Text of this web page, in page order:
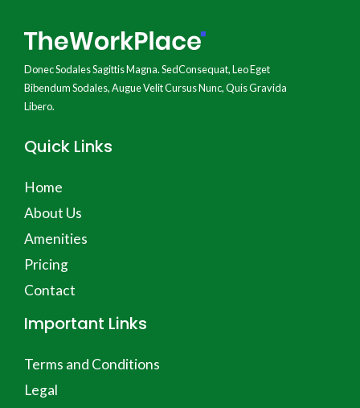
Donec Sodales Sagittis Magna. SedConsequat, Leo Eget
Bibendum Sodales, Augue Velit Cursus Nunc, Quis Gravida
Libero.
Quick Links
Home
About Us
Amenities
Pricing
Contact
Important Links
Terms and Conditions
Legal